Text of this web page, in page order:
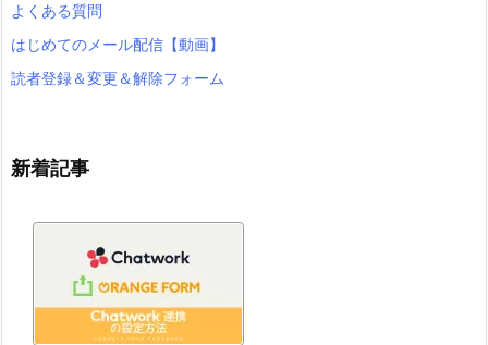
よくある質問
はじめてのメール配信【動画】
読者登録＆変更＆解除フォーム
新着記事